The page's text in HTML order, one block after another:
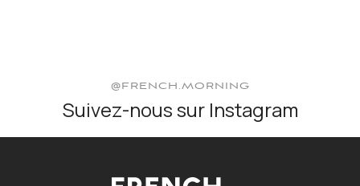
@FRENCH.MORNING
Suivez-nous sur Instagram